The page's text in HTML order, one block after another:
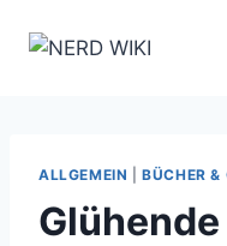
Inhalt
ALLGEMEIN |BÜCHER &